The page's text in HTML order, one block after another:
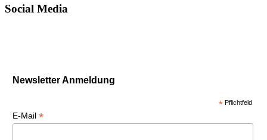
Social Media
Newsletter Anmeldung
* Pflichtfeld
E-Mail *